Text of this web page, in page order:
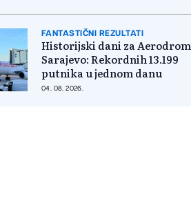
FANTASTIČNI REZULTATI
Historijski dani za Aerodrom
Sarajevo: Rekordnih 13.199
putnika u jednom danu
04. 08. 2026.